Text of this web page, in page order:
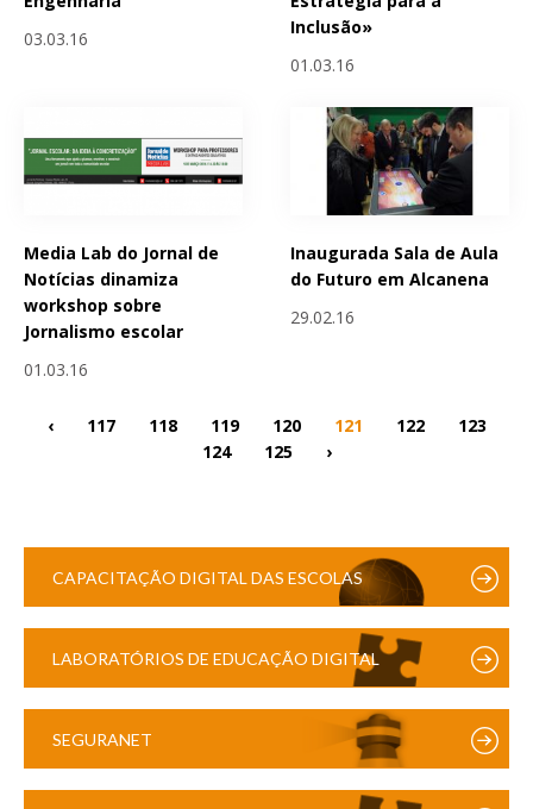
03.03.16
Inclusão»
01.03.16
Media Lab do Jornal de
Notícias dinamiza
workshop sobre
Jornalismo escolar
01.03.16
Inaugurada Sala de Aula
do Futuro em Alcanena
29.02.16
‹ 117 118 119 120 121 122
123
124
125 ›
CAPACITAÇÃO DIGITAL DAS ESCOLAS
LABORATÓRIOS DE EDUCAÇÃO DIGITAL
SEGURANET